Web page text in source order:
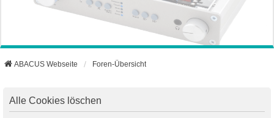
ABACUS Webseite Foren-Übersicht
Alle Cookies löschen